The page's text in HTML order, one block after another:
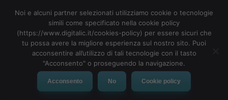
MENU
Noi e alcuni partner selezionati utilizziamo cookie o tecnologie
simili come specificato nella cookie policy
(https://www.digitalic.it/cookies-policy) per essere sicuri che
tu possa avere la migliore esperienza sul nostro sito. Puoi
acconsentire all’utilizzo di tali tecnologie con il tasto
"Acconsento" o proseguendo la navigazione.
Acconsento No Cookie policy